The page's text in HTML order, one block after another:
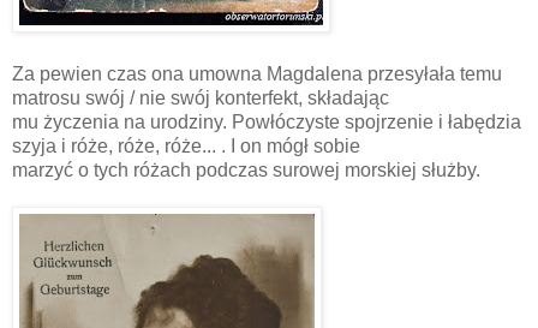
Za pewien czas ona umowna Magdalena przesyłała temu
matrosu swój / nie swój konterfekt, składając
mu życzenia na urodziny. Powłóczyste spojrzenie i łabędzia
szyja i róże, róże, róże... . I on mógł sobie
marzyć o tych różach podczas surowej morskiej służby.